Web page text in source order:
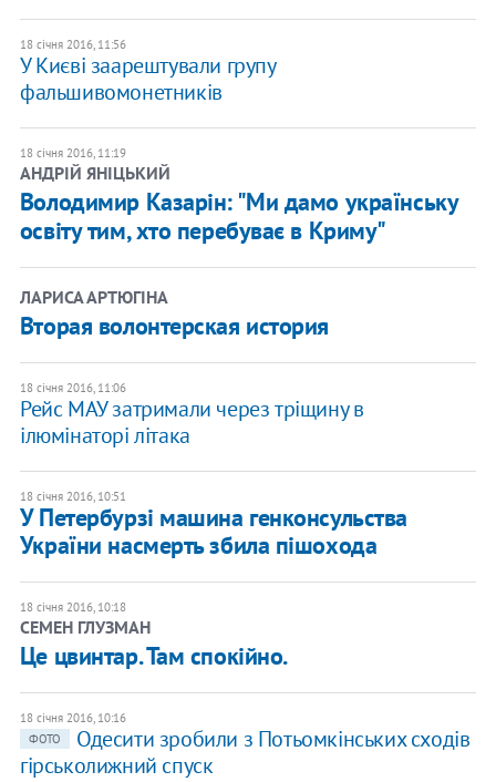
18 січня 2016, 11:56
У Києві заарештували групу
фальшивомонетників
18 січня 2016, 11:19
АНДРІЙ ЯНІЦЬКИЙ
Володимир Казарін: "Ми дамо українську
освіту тим, хто перебуває в Криму"
ЛАРИСА АРТЮГІНА
Вторая волонтерская история
18 січня 2016, 11:06
Рейс МАУ затримали через тріщину в
ілюмінаторі літака
18 січня 2016, 10:51
У Петербурзі машина генконсульства
України насмерть збила пішохода
18 січня 2016, 10:18
СЕМЕН ГЛУЗМАН
Це цвинтар. Там спокійно.
18 січня 2016, 10:16
ФОТО
Одесити зробили з Потьомкінських сходів
гірськолижний спуск